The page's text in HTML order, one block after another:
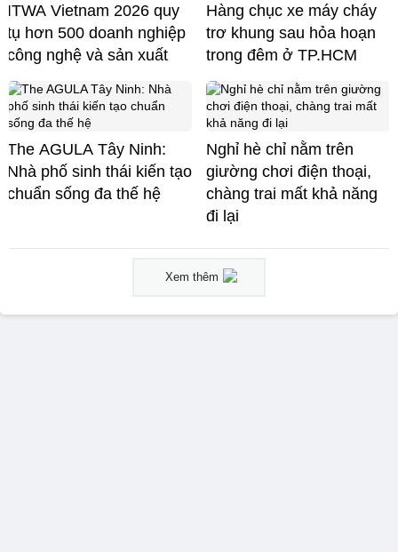
ITWA Vietnam 2026 quy
tụ hơn 500 doanh nghiệp
công nghệ và sản xuất
Hàng chục xe máy cháy
trơ khung sau hỏa hoạn
trong đêm ở TP.HCM
The AGULA Tây Ninh:
Nhà phố sinh thái kiến tạo
chuẩn sống đa thế hệ
Nghỉ hè chỉ nằm trên
giường chơi điện thoại,
chàng trai mất khả năng
đi lại
Xem thêm